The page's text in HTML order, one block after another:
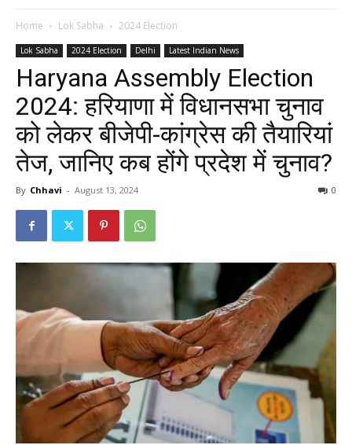
Home Lok Sabha 2024 Election
Lok Sabha 2024 Election Delhi Latest Indian News
Haryana Assembly Election
2024: हरियाणा में विधानसभा चुनाव
को लेकर बीजेपी-कांग्रेस की तैयारियां
तेज, जानिए कब होंगे प्रदेश में चुनाव?
By Chhavi - August 13, 2024 0